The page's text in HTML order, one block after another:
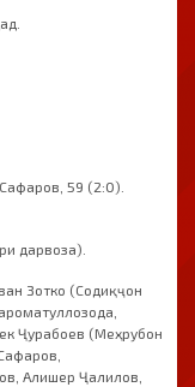
59 (2:0).
дарвоза).
Зотко (Содиқҷон
Ҷурабоев (Меҳрубон
Алишер Ҷалилов,